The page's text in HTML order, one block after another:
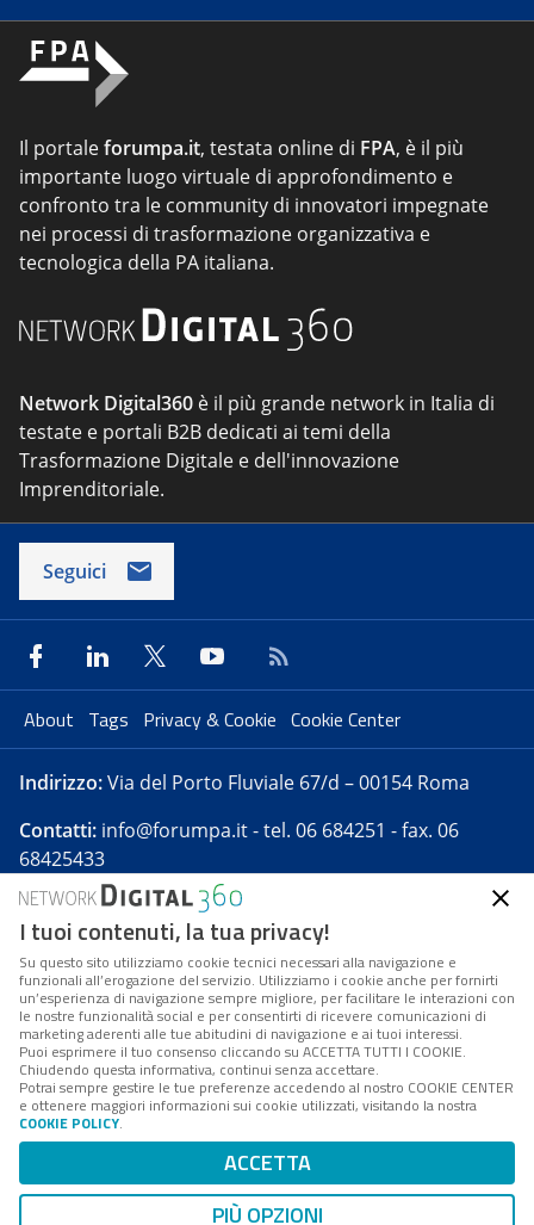
Il portaleforumpa.it, testata online di FPA, è il più
importante luogo virtuale di approfondimento e
confronto tra le community di innovatori impegnate
nei processi di trasformazione organizzativa e
tecnologica della PA italiana.
Network Digital360 è il più grande network in Italia di
testate e portali B2B dedicati ai temi della
Trasformazione Digitale e dell'innovazione
Imprenditoriale.
Seguici
About Tags Privacy & Cookie Cookie Center
Indirizzo:Via del Porto Fluviale 67/d – 00154 Roma
Contatti: info@forumpa.it- tel. 06 684251 - fax. 06
68425433
Forumpa.itè una pubblicazione telematica iscritta
presso Registro della stampa del Tribunale di Roma -
Reg. n. 182 del 2 maggio 2008 - Direttore resp. Michela
Stentella
FPA s.r.l. è società soggetta a Direzione e
Coordinamento da parte di Digital360 S.p.A. - FPA s.r.l.
è un'azienda certificata per il sistema di management
Codice Fiscale/Partita IVA n. 10693191008 - R.E.A. Roma
n. 1249791. ISP AWS
Mappa del sito
I tuoi contenuti, la tua privacy!
Su questo sito utilizziamo cookie tecnici necessari alla navigazione e
funzionali all’erogazione del servizio. Utilizziamo i cookie anche per fornirti
un’esperienza di navigazione sempre migliore, per facilitare le interazioni con
le nostre funzionalità social e per consentirti di ricevere comunicazioni di
marketing aderenti alle tue abitudini di navigazione e ai tuoi interessi.
Puoi esprimere il tuo consenso cliccando su ACCETTA TUTTI I COOKIE.
Chiudendo questa informativa, continui senza accettare.
Potrai sempre gestire le tue preferenze accedendo al nostro COOKIE CENTER
e ottenere maggiori informazioni sui cookie utilizzati, visitando la nostra
COOKIE POLICY.
ACCETTA
PIÙ OPZIONI